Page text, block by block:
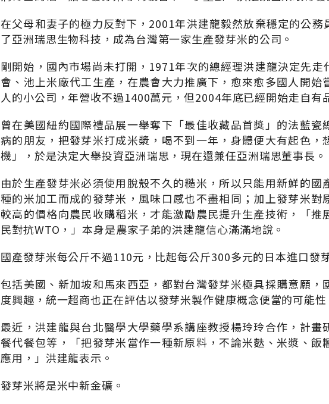
在父母和妻子的極力反對下，2001年洪建龍毅然放棄穩定的公務
了亞洲瑞思生物科技，成為台灣第一家生產發芽米的公司。
剛開始，國內市場尚未打開，1971年次的總經理洪建龍決定先
會、池上米廠代工生產，在農會大力推廣下，愈來愈多國人開始
人的小公司，年營收不過1400萬元，但2004年底已經開始走自有
曾在美國紐約國際禮品展一舉奪下「最佳收藏品首獎」的法藍瓷
病的朋友，把發芽米打成米漿，喝不到一年，身體便大有起色，
機」，於是決定大舉投資亞洲瑞思，現在還兼任亞洲瑞思董事長。
由於生產發芽米必須使用脫殼不久的糙米，所以只能用新鮮的國
種的米加工而成的發芽米，風味口感也不盡相同；加上發芽米對
較高的價格向農民收購稻米，才能激勵農民提升生產技術，「推
民對抗WTO，」本身是農家子弟的洪建龍信心滿滿地說。
國產發芽米每公斤不過110元，比起每公斤300多元的日本進口發
包括美國、新加坡和馬來西亞，都對台灣發芽米極具採購意願，
度興趣，統一超商也正在評估以發芽米製作健康概念便當的可能性
最近，洪建龍與台北醫學大學藥學系講座教授楊玲玲合作，計畫
餐代餐包等，「把發芽米當作一種新原料，不論米麩、米漿、飯
應用，」洪建龍表示。
發芽米將是米中新金礦。